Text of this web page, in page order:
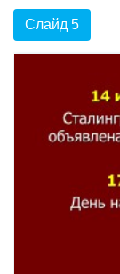
Слайд 5